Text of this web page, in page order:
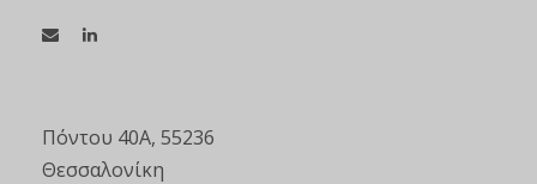
Πόντου 40Α, 55236
Θεσσαλονίκη